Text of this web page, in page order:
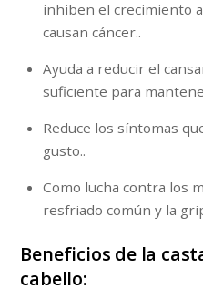
inhiben el crecimiento
causan cáncer..
Ayuda a reducir el
suficiente para
Reduce los síntomas
gusto..
Como lucha contra los
resfriado común y la
Beneficios de la
cabello: